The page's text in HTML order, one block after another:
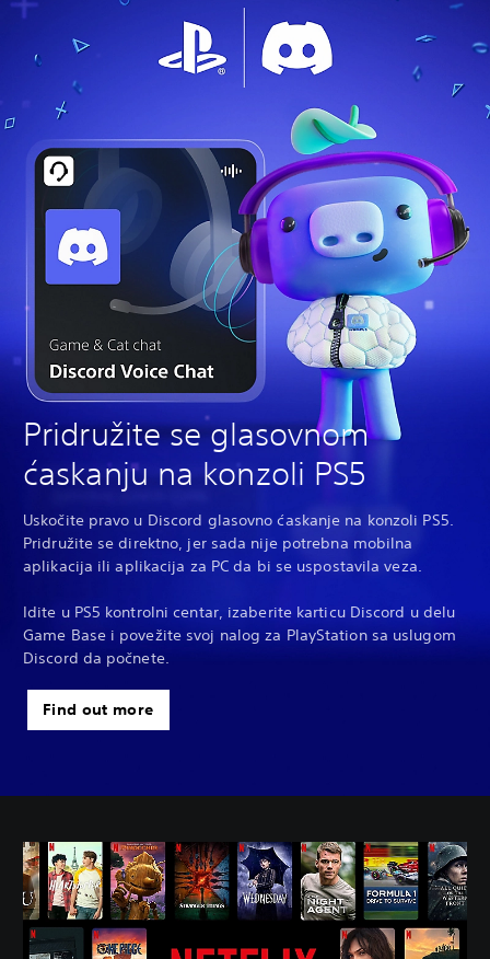
Pridružite se glasovnom
ćaskanju na konzoli PS5
Uskočite pravo u Discord glasovno ćaskanje na konzoli PS5.
Pridružite se direktno, jer sada nije potrebna mobilna
aplikacija ili aplikacija za PC da bi se uspostavila veza.
Idite u PS5 kontrolni centar, izaberite karticu Discord u delu
Game Base i povežite svoj nalog za PlayStation sa uslugom
Discord da počnete.
Find out more